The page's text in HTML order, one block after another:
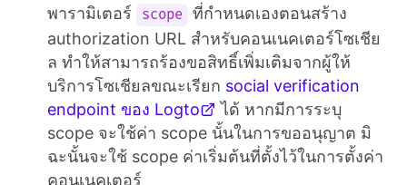
พารามิเตอร์
scope ที่กำหนดเองตอนสร้าง
authorization URL สำหรับคอนเนคเตอร์โซเชีย
ล ทำให้สามารถร้องขอสิทธิ์เพิ่มเติมจากผู้ให้
บริการโซเชียลขณะเรียก social verification
endpoint ของ Logto
ได้ หากมีการระบุ
scope จะใช้ค่า scope นั้นในการขออนุญาต มิ
ฉะนั้นจะใช้ scope ค่าเริ่มต้นที่ตั้งไว้ในการตั้งค่า
คอนเนคเตอร์